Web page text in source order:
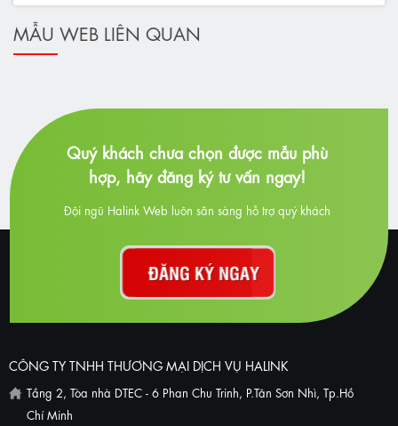
MẪU WEB LIÊN QUAN
Quý khách chưa chọn được mẫu phù
hợp, hãy đăng ký tư vấn ngay!
Đội ngũ Halink Web luôn sẵn sàng hỗ trợ quý khách
CÔNG TY TNHH THƯƠNG MẠI DỊCH VỤ HALINK
Tầng 2, Tòa nhà DTEC - 6 Phan Chu Trinh, P.Tân Sơn Nhì, Tp.Hồ
Chí Minh